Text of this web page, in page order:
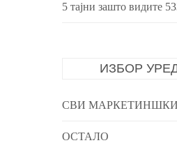
5 тајни зашто видите
ИЗБОР
СВИ
ОСТАЛО